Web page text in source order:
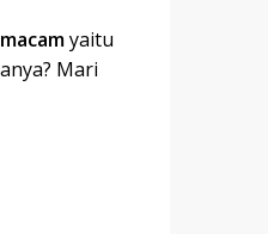
yaitu
Mari